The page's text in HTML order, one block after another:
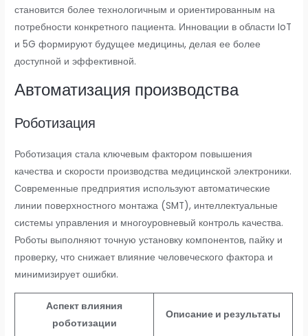
становится более технологичным и ориентированным на
потребности конкретного пациента. Инновации в области IoT
и 5G формируют будущее медицины, делая ее более
доступной и эффективной.
Автоматизация производства
Роботизация
Роботизация стала ключевым фактором повышения
качества и скорости производства медицинской электроники.
Современные предприятия используют автоматические
линии поверхностного монтажа (SMT), интеллектуальные
системы управления и многоуровневый контроль качества.
Роботы выполняют точную установку компонентов, пайку и
проверку, что снижает влияние человеческого фактора и
минимизирует ошибки.
Аспект влияния
роботизации
Описание и результаты